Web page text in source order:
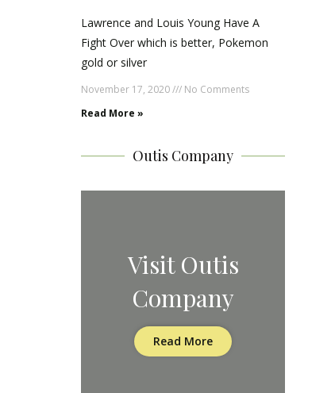
Lawrence and Louis Young Have A
Fight Over which is better, Pokemon
gold or silver
November 17, 2020
No Comments
Read More »
Outis Company
Visit Outis
Company
Read More